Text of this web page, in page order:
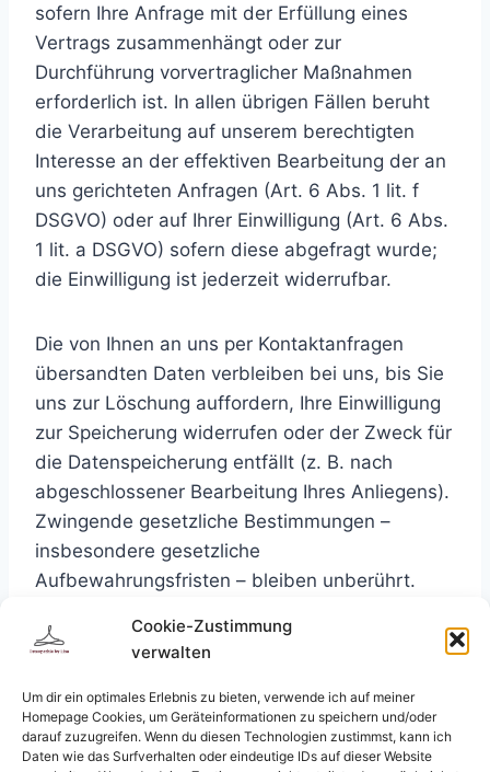
Cookie-Zustimmung
verwalten
Um dir ein optimales Erlebnis zu bieten, verwende ich auf meiner
Homepage Cookies, um Geräteinformationen zu speichern und/oder
darauf zuzugreifen. Wenn du diesen Technologien zustimmst, kann ich
Daten wie das Surfverhalten oder eindeutige IDs auf dieser Website
sofern Ihre Anfrage mit der Erfüllung eines
Vertrags zusammenhängt oder zur
Durchführung vorvertraglicher Maßnahmen
erforderlich ist. In allen übrigen Fällen beruht
die Verarbeitung auf unserem berechtigten
Interesse an der effektiven Bearbeitung der an
uns gerichteten Anfragen (Art. 6 Abs. 1 lit. f
DSGVO) oder auf Ihrer Einwilligung (Art. 6 Abs.
1 lit. a DSGVO) sofern diese abgefragt wurde;
die Einwilligung ist jederzeit widerrufbar.
Die von Ihnen an uns per Kontaktanfragen
übersandten Daten verbleiben bei uns, bis Sie
uns zur Löschung auffordern, Ihre Einwilligung
zur Speicherung widerrufen oder der Zweck für
die Datenspeicherung entfällt (z. B. nach
abgeschlossener Bearbeitung Ihres Anliegens).
Zwingende gesetzliche Bestimmungen –
insbesondere gesetzliche
Aufbewahrungsfristen – bleiben unberührt.
Quelle: https://www.e-recht24.de